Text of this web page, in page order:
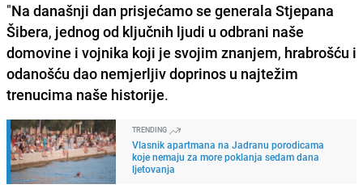
"Na današnji dan prisjećamo se generala Stjepana
Šibera, jednog od ključnih ljudi u odbrani naše
domovine i vojnika koji je svojim znanjem, hrabrošću i
odanošću dao nemjerljiv doprinos u najtežim
trenucima naše historije.
TRENDING
Vlasnik apartmana na Jadranu porodicama
koje nemaju za more poklanja sedam dana
ljetovanja